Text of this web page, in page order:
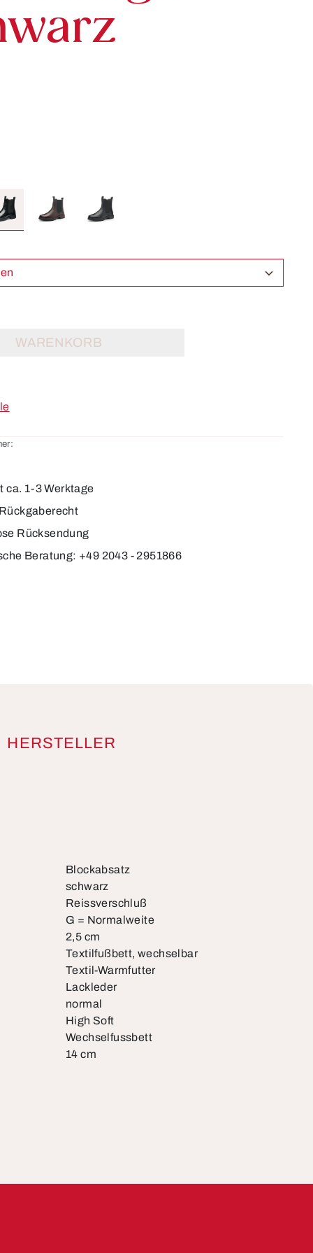
WARENKORB
ca. 1-3 Werktage
Rücksendung
Beratung: +49 2043 - 2951866
HERSTELLER
Blockabsatz
schwarz
Reissverschluß
G = Normalweite
2,5 cm
Textilfußbett, wechselbar
Textil-Warmfutter
Lackleder
normal
High Soft
Wechselfussbett
14 cm